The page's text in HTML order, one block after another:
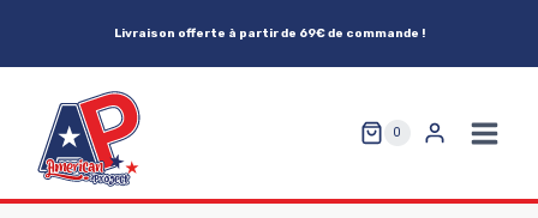
Livraison offerte à partir de 69€ de commande !
0